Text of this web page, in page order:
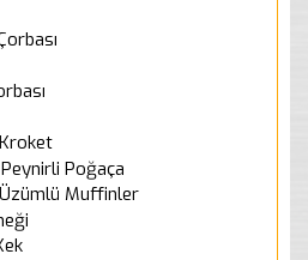
Poğaça
Muffinler